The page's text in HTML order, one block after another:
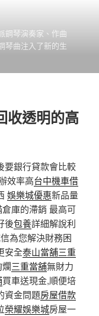
鋼琴演奏家、作曲
琴曲注入了新的生
收透明的高
要銀行貸款會比較
效率高台中機車借
娛樂城優惠新品量
庫的滯銷 最高可
後包養詳細解說利
為您解決財務困
安全泰山當舖三重
三重當舖無財力
買車送現金,順便培
資金問題房屋借款
榮耀娛樂城房屋一